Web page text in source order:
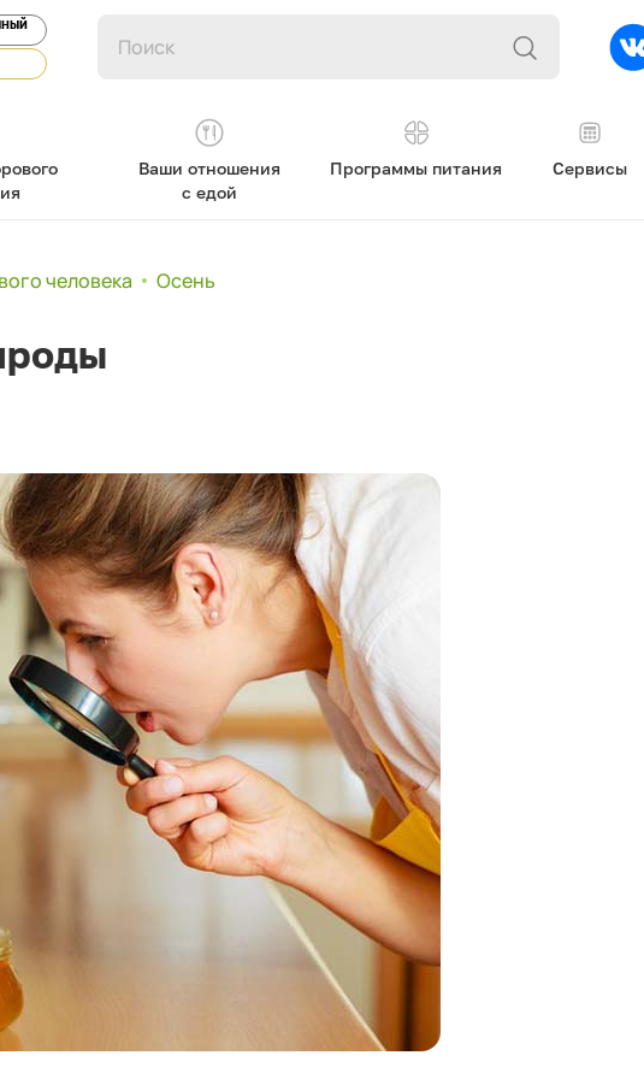
Ваши отношения
с едой
Программы питания Сервисы
человека Осень